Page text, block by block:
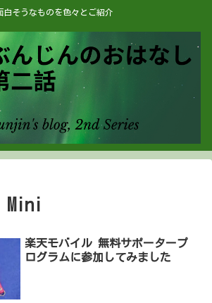
白そうなものを色々とご紹介
Mini
楽天モバイル 無料サポータープ
ログラムに参加してみました